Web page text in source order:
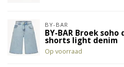
BY-BAR
BY-BAR Broek soho
shorts light denim
Op voorraad